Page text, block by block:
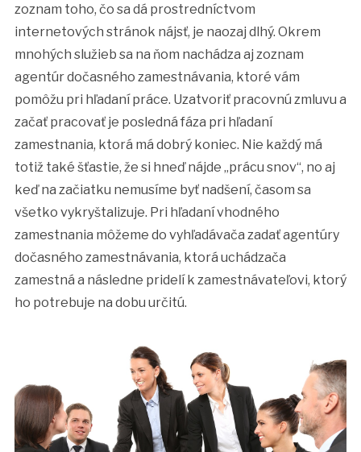
zoznam toho, čo sa dá prostredníctvom
internetových stránok nájsť, je naozaj dlhý. Okrem
mnohých služieb sa na ňom nachádza aj zoznam
agentúr dočasného zamestnávania, ktoré vám
pomôžu pri hľadaní práce. Uzatvoriť pracovnú zmluvu a
začať pracovať je posledná fáza pri hľadaní
zamestnania, ktorá má dobrý koniec. Nie každý má
totiž také šťastie, že si hneď nájde „prácu snov“, no aj
keď na začiatku nemusíme byť nadšení, časom sa
všetko vykryštalizuje. Pri hľadaní vhodného
zamestnania môžeme do vyhľadávača zadať agentúry
dočasného zamestnávania, ktorá uchádzača
zamestná a následne pridelí k zamestnávateľovi, ktorý
ho potrebuje na dobu určitú.